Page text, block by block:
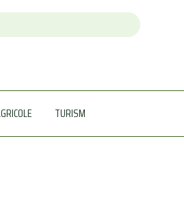
TURISM